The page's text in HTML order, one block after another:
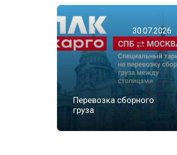
30.07.2026
Перевозка сборного
груза